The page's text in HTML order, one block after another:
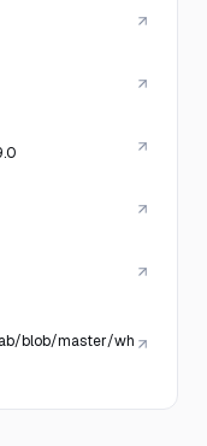
blob/master/wh